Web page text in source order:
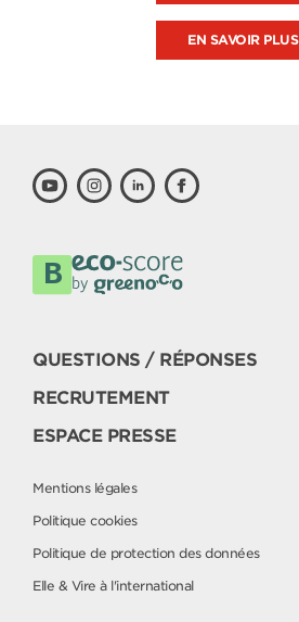
EN SAVOIR PLUS
QUESTIONS / RÉPONSES
RECRUTEMENT
ESPACE PRESSE
Mentions légales
Politique cookies
Politique de protection des données
Elle & Vire à l'international